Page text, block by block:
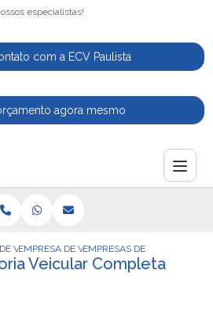
especialistas!
com a ECV Paulista
agora mesmo
VISTORIA VEICULAR
EMPRESA DE VISTORIA VEICULAR
EMPRESAS DE VISTORIA
Veicular Completa